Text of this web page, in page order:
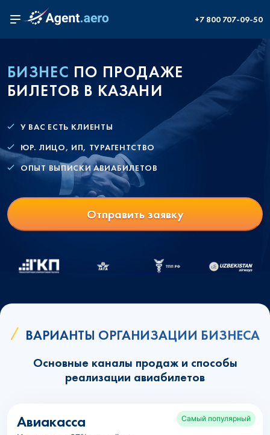
+7 800 707-09-50
БИЗНЕС ПО ПРОДАЖЕ
БИЛЕТОВ В КАЗАНИ
У ВАС ЕСТЬ КЛИЕНТЫ
ЮР. ЛИЦО, ИП, ТУРАГЕНТСТВО
ОПЫТ ВЫПИСКИ АВИАБИЛЕТОВ
Отправить заявку
ВАРИАНТЫ ОРГАНИЗАЦИИ БИЗНЕСА
Основные каналы продаж и способы
реализации авиабилетов
Авиакасса Самый популярный